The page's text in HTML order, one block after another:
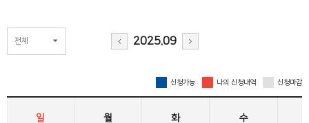
전체 2025.09
신청가능 나의 신청내역 신청마감
일 월 화 수